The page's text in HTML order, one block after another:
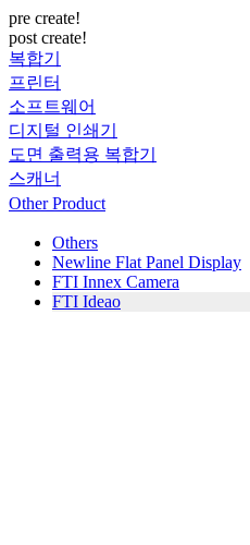
pre create!
post create!
복합기
프린터
소프트웨어
디지털 인쇄기
도면 출력용 복합기
스캐너
Other Product
Others
Newline Flat Panel Display
FTI Innex Camera
FTI Ideao